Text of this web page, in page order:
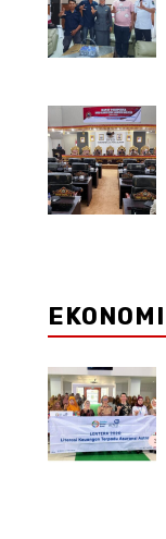
EKONOMI